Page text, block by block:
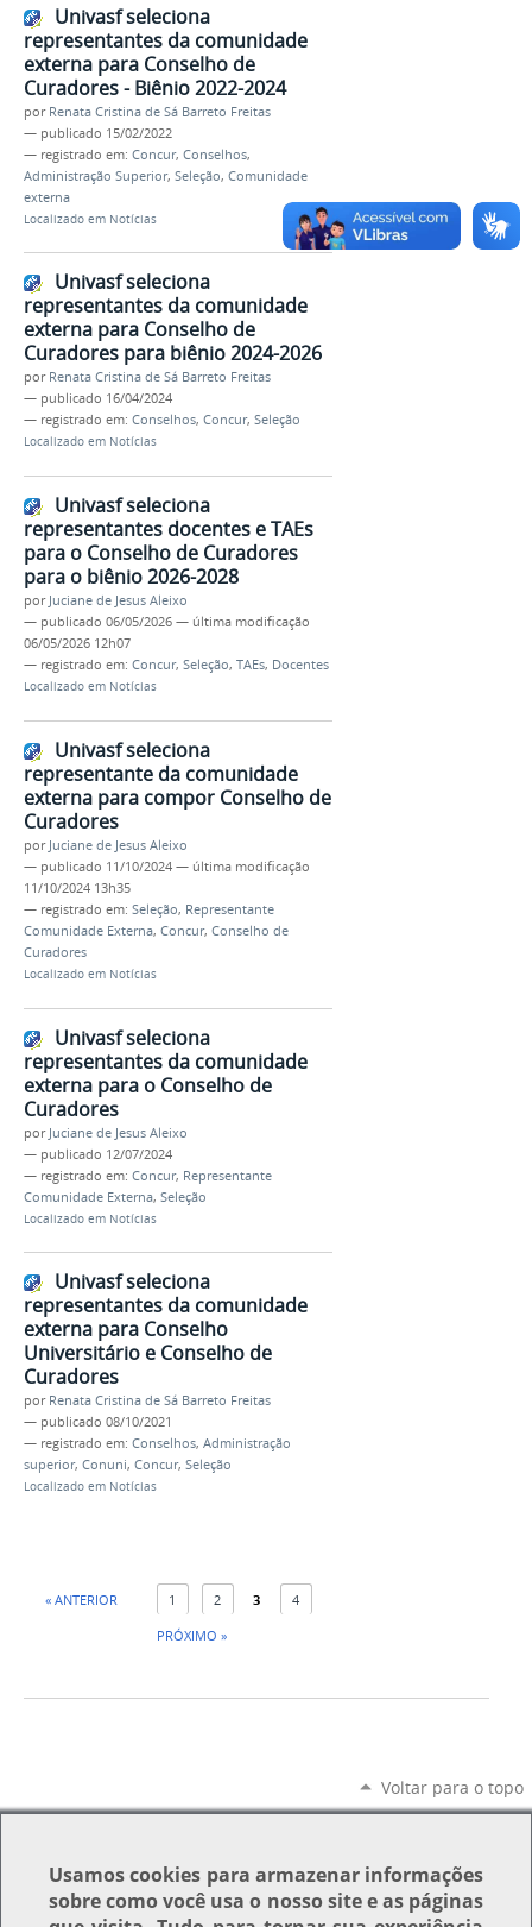
Univasf seleciona
representantes da comunidade
externa para Conselho de
Curadores - Biênio 2022-2024
por Renata Cristina de Sá Barreto Freitas
— publicado 15/02/2022
— registrado em: Concur, Conselhos,
Administração Superior, Seleção, Comunidade
externa
Localizado em Notícias
Univasf seleciona
representantes da comunidade
externa para Conselho de
Curadores para biênio 2024-2026
por Renata Cristina de Sá Barreto Freitas
— publicado 16/04/2024
— registrado em: Conselhos, Concur, Seleção
Localizado em Notícias
Univasf seleciona
representantes docentes e TAEs
para o Conselho de Curadores
para o biênio 2026-2028
por Juciane de Jesus Aleixo
— publicado 06/05/2026 — última modificação
06/05/2026 12h07
— registrado em: Concur, Seleção, TAEs, Docentes
Localizado em Notícias
Univasf seleciona
representante da comunidade
externa para compor Conselho de
Curadores
por Juciane de Jesus Aleixo
— publicado 11/10/2024 — última modificação
11/10/2024 13h35
— registrado em: Seleção, Representante
Comunidade Externa, Concur, Conselho de
Curadores
Localizado em Notícias
Univasf seleciona
representantes da comunidade
externa para o Conselho de
Curadores
por Juciane de Jesus Aleixo
— publicado 12/07/2024
— registrado em: Concur, Representante
Comunidade Externa, Seleção
Localizado em Notícias
Univasf seleciona
representantes da comunidade
externa para Conselho
Universitário e Conselho de
Curadores
por Renata Cristina de Sá Barreto Freitas
— publicado 08/10/2021
— registrado em: Conselhos, Administração
superior, Conuni, Concur, Seleção
Localizado em Notícias
« ANTERIOR 1 2 3
4
PRÓXIMO »
Voltar para o topo
Usamoscookies para armazenar informações
sobre como você usa o nosso site e as páginas